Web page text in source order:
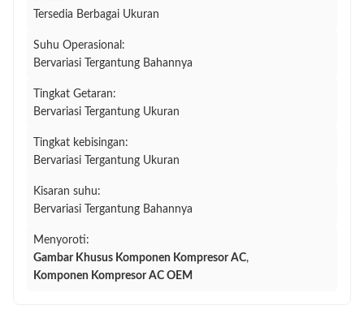
Tersedia Berbagai Ukuran
Suhu Operasional:
Bervariasi Tergantung Bahannya
Tingkat Getaran:
Bervariasi Tergantung Ukuran
Tingkat kebisingan:
Bervariasi Tergantung Ukuran
Kisaran suhu:
Bervariasi Tergantung Bahannya
Menyoroti:
Gambar Khusus Komponen Kompresor AC,
Komponen Kompresor AC OEM